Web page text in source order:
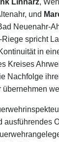
Linnarz,
und
Neuenahr-
spricht
in
Kreises
Nachfolge
ausführendes